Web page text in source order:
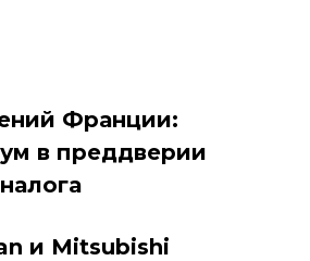
Франции:
в преддверии
и Mitsubishi